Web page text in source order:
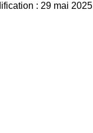
: 29 mai 2025